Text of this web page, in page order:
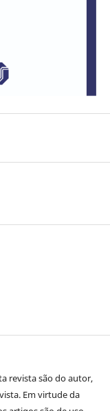
revista são do autor,
Em virtude da